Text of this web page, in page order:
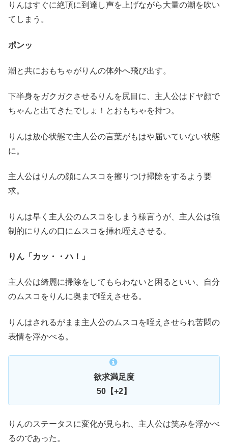
りんはすぐに絶頂に到達し声を上げながら大量の潮を吹い
てしまう。
ポンッ
潮と共におもちゃがりんの体外へ飛び出す。
下半身をガクガクさせるりんを尻目に、主人公はドヤ顔で
ちゃんと出てきたでしょ！とおもちゃを持つ。
りんは放心状態で主人公の言葉がもはや届いていない状態
に。
主人公はりんの顔にムスコを擦りつけ掃除をするよう要
求。
りんは早く主人公のムスコをしまう様言うが、主人公は強
制的にりんの口にムスコを挿れ咥えさせる。
りん「カッ・・ハ！」
主人公は綺麗に掃除をしてもらわないと困るといい、自分
のムスコをりんに奥まで咥えさせる。
りんはされるがまま主人公のムスコを咥えさせられ苦悶の
表情を浮かべる。
欲求満足度
50【+2】
りんのステータスに変化が見られ、主人公は笑みを浮かべ
るのであった。